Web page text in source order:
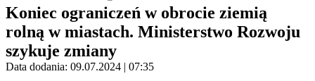
Koniec ograniczeń w obrocie ziemią
rolną w miastach. Ministerstwo Rozwoju
szykuje zmiany
Data dodania: 09.07.2024 | 07:35